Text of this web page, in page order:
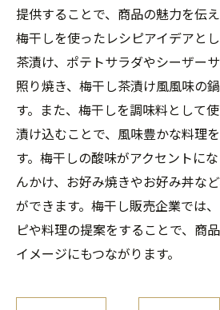
提供することで、商品の魅力を伝
梅干しを使ったレシピアイデアと
茶漬け、ポテトサラダやシーザー
照り焼き、梅干し茶漬け風風味の
す。また、梅干しを調味料として
漬け込むことで、風味豊かな料理
す。梅干しの酸味がアクセントに
んかけ、お好み焼きやお好み丼な
ができます。梅干し販売企業では
ピや料理の提案をすることで、商
イメージにもつながります。